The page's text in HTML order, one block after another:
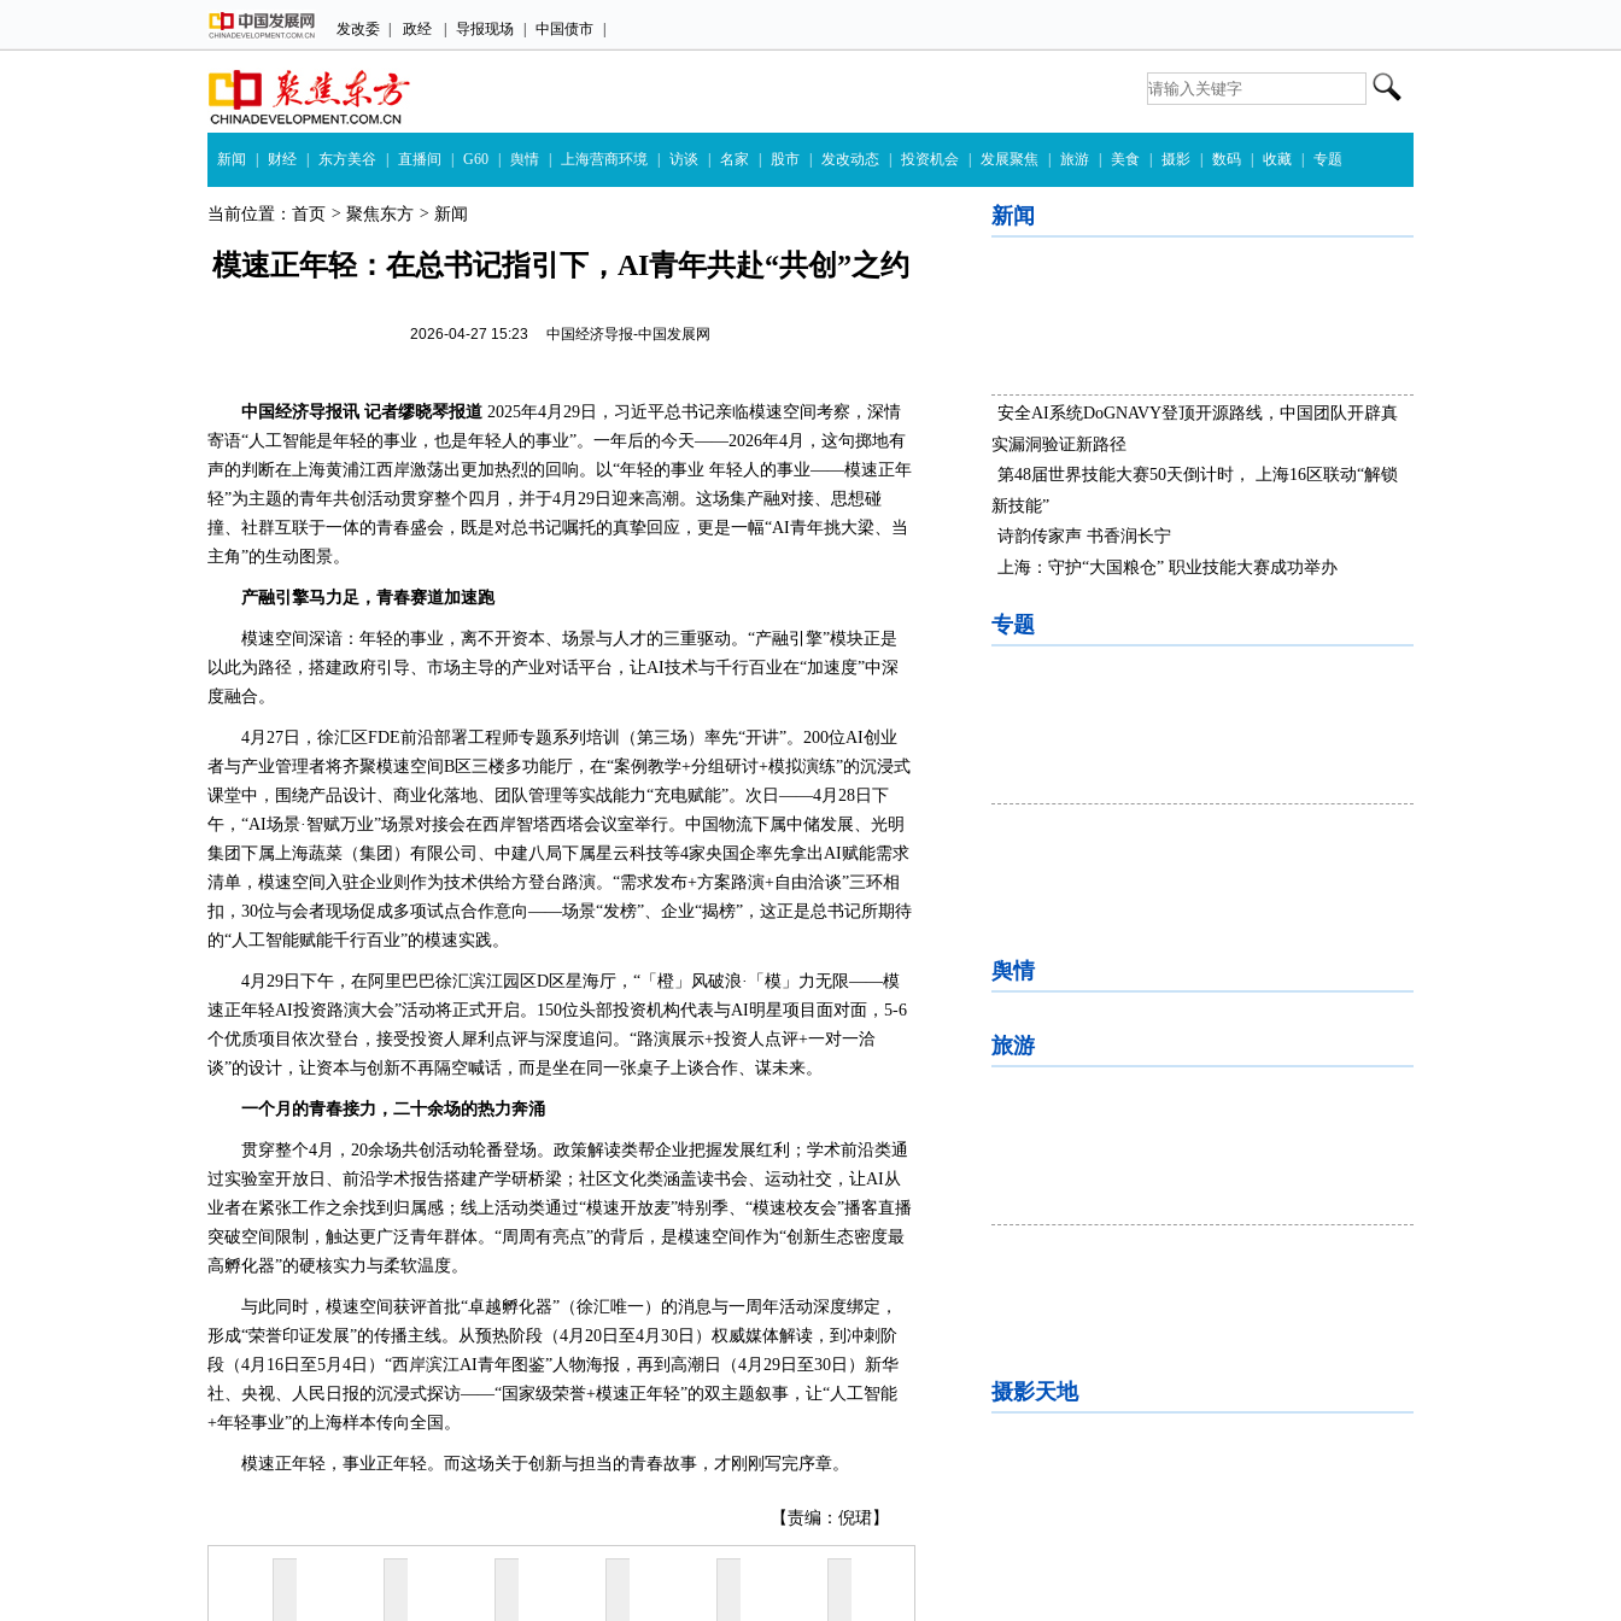
发改委 政经 导报现场 中国债市
新闻 财经 东方美谷 直播间 G60 舆情 上海营商环境 访谈 名家 股市 发改动态 投资机会 发展聚焦 旅游 美食 摄影 数码 收藏 专题
当前位置： 首页 > 聚焦东方 > 新闻
模速正年轻：在总书记指引下，AI青年共赴“共创”之约
2026-04-27 15:23 中国经济导报-中国发展网
中国经济导报讯 记者缪晓琴报道 2025年4月29日，习近平总书记亲临模速空间考察，深情
寄语“人工智能是年轻的事业，也是年轻人的事业”。一年后的今天——2026年4月，这句掷地有
声的判断在上海黄浦江西岸激荡出更加热烈的回响。以“年轻的事业 年轻人的事业——模速正年
轻”为主题的青年共创活动贯穿整个四月，并于4月29日迎来高潮。这场集产融对接、思想碰
撞、社群互联于一体的青春盛会，既是对总书记嘱托的真挚回应，更是一幅“AI青年挑大梁、当
主角”的生动图景。
产融引擎马力足，青春赛道加速跑
模速空间深谙：年轻的事业，离不开资本、场景与人才的三重驱动。“产融引擎”模块正是
以此为路径，搭建政府引导、市场主导的产业对话平台，让AI技术与千行百业在“加速度”中深
度融合。
4月27日，徐汇区FDE前沿部署工程师专题系列培训（第三场）率先“开讲”。200位AI创业
者与产业管理者将齐聚模速空间B区三楼多功能厅，在“案例教学+分组研讨+模拟演练”的沉浸式
课堂中，围绕产品设计、商业化落地、团队管理等实战能力“充电赋能”。次日——4月28日下
午，“AI场景·智赋万业”场景对接会在西岸智塔西塔会议室举行。中国物流下属中储发展、光明
集团下属上海蔬菜（集团）有限公司、中建八局下属星云科技等4家央国企率先拿出AI赋能需求
清单，模速空间入驻企业则作为技术供给方登台路演。“需求发布+方案路演+自由洽谈”三环相
扣，30位与会者现场促成多项试点合作意向——场景“发榜”、企业“揭榜”，这正是总书记所期待
的“人工智能赋能千行百业”的模速实践。
4月29日下午，在阿里巴巴徐汇滨江园区D区星海厅，“「橙」风破浪·「模」力无限——模
速正年轻AI投资路演大会”活动将正式开启。150位头部投资机构代表与AI明星项目面对面，5-6
个优质项目依次登台，接受投资人犀利点评与深度追问。“路演展示+投资人点评+一对一洽
谈”的设计，让资本与创新不再隔空喊话，而是坐在同一张桌子上谈合作、谋未来。
一个月的青春接力，二十余场的热力奔涌
贯穿整个4月，20余场共创活动轮番登场。政策解读类帮企业把握发展红利；学术前沿类通
过实验室开放日、前沿学术报告搭建产学研桥梁；社区文化类涵盖读书会、运动社交，让AI从
业者在紧张工作之余找到归属感；线上活动类通过“模速开放麦”特别季、“模速校友会”播客直播
突破空间限制，触达更广泛青年群体。“周周有亮点”的背后，是模速空间作为“创新生态密度最
高孵化器”的硬核实力与柔软温度。
与此同时，模速空间获评首批“卓越孵化器”（徐汇唯一）的消息与一周年活动深度绑定，
形成“荣誉印证发展”的传播主线。从预热阶段（4月20日至4月30日）权威媒体解读，到冲刺阶
段（4月16日至5月4日）“西岸滨江AI青年图鉴”人物海报，再到高潮日（4月29日至30日）新华
社、央视、人民日报的沉浸式探访——“国家级荣誉+模速正年轻”的双主题叙事，让“人工智能
+年轻事业”的上海样本传向全国。
模速正年轻，事业正年轻。而这场关于创新与担当的青春故事，才刚刚写完序章。
【责编：倪珺】
新闻
安全AI系统DoGNAVY登顶开源路线，中国团队开辟真
实漏洞验证新路径
第48届世界技能大赛50天倒计时， 上海16区联动“解锁
新技能”
诗韵传家声 书香润长宁
上海：守护“大国粮仓” 职业技能大赛成功举办
专题
舆情
旅游
摄影天地